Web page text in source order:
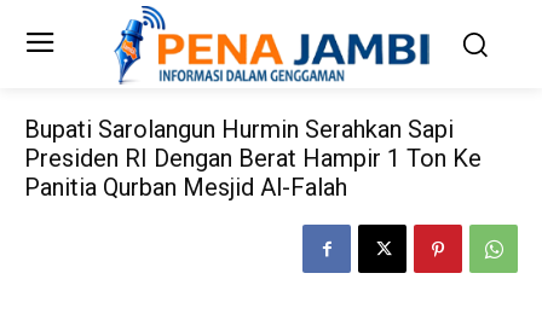
Bupati Sarolangun Hurmin Serahkan Sapi
Presiden RI Dengan Berat Hampir 1 Ton Ke
Panitia Qurban Mesjid Al-Falah